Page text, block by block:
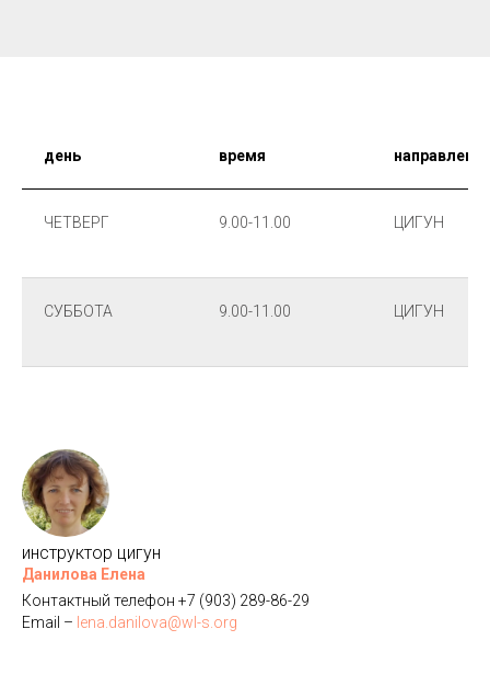
день время направление
ЧЕТВЕРГ 9.00-11.00 ЦИГУН
СУББОТА 9.00-11.00 ЦИГУН
инструктор цигун
Данилова Елена
Контактный телефон +7 (903) 289-86-29
Email – lena.danilova@wl-s.org